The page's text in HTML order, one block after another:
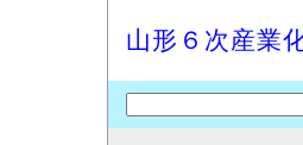
山形６次産業